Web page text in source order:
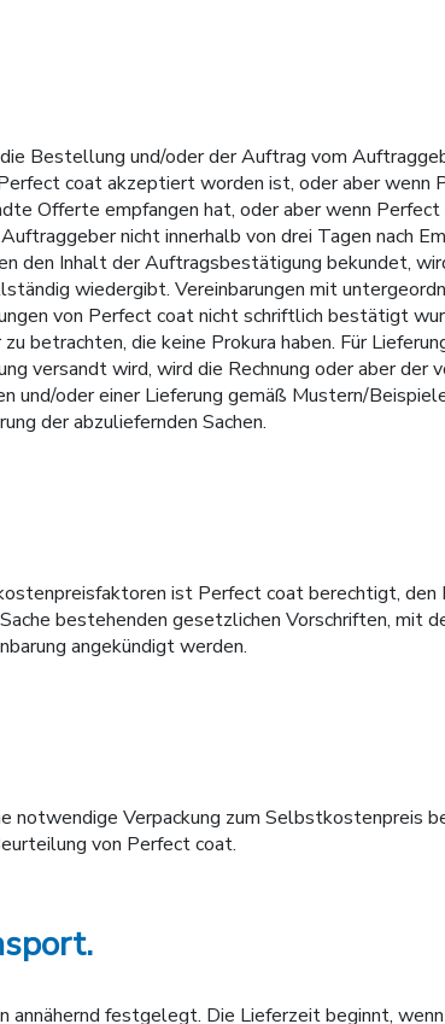
Bestellung und/oder der Auftrag vom
coat akzeptiert worden ist, oder aber wenn
Offerte empfangen hat, oder aber wenn
nicht innerhalb von drei Tagen nach
den Inhalt der Auftragsbestätigung bekundet,
wiedergibt. Vereinbarungen mit
von Perfect coat nicht schriftlich bestätigt
betrachten, die keine Prokura haben. Für
versandt wird, wird die Rechnung oder aber
oder einer Lieferung gemäß Mustern/
der abzuliefernden Sachen.
ist Perfect coat berechtigt, den
bestehenden gesetzlichen Vorschriften, mit
angekündigt werden.
notwendige Verpackung zum Selbstkostenpreis
von Perfect coat.
annähernd festgelegt. Die Lieferzeit beginnt,